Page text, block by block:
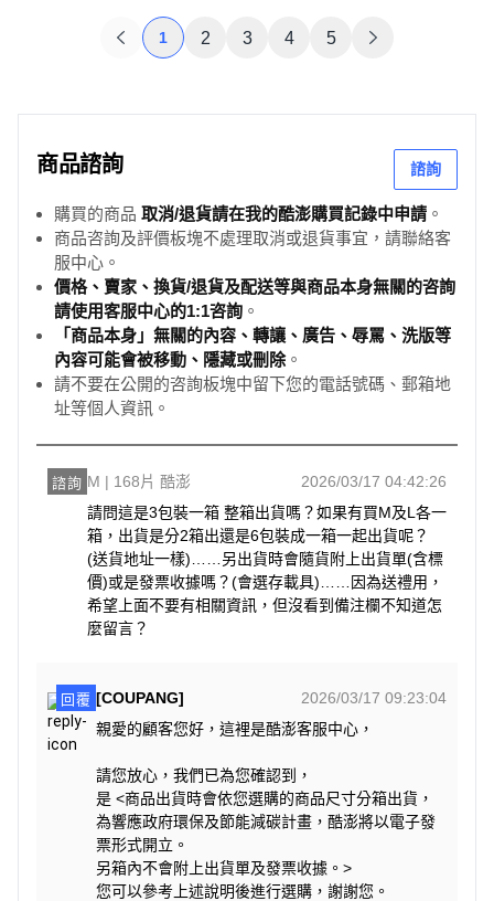
1 2 3 4 5
商品諮詢 諮詢
購買的商品 取消/退貨請在我的酷澎購買記錄中申請 。
商品咨詢及評價板塊不處理取消或退貨事宜，請聯絡客
服中心。
價格、賣家、換貨/退貨及配送等與商品本身無關的咨詢
請使用客服中心的1:1咨詢 。
「商品本身」無關的內容、轉讓、廣告、辱罵、洗版等
內容可能會被移動、隱藏或刪除。
請不要在公開的咨詢板塊中留下您的電話號碼、郵箱地
址等個人資訊。
諮詢 M | 168片 酷澎
2026/03/17 04:42:26
請問這是3包裝一箱 整箱出貨嗎？如果有買M及L各一
箱，出貨是分2箱出還是6包裝成一箱一起出貨呢？
(送貨地址一樣)……另出貨時會隨貨附上出貨單(含標
價)或是發票收據嗎？(會選存載具)……因為送禮用，
希望上面不要有相關資訊，但沒看到備注欄不知道怎
麼留言？
回覆 [COUPANG]
2026/03/17 09:23:04
親愛的顧客您好，這裡是酷澎客服中心，
請您放心，我們已為您確認到，
是 <商品出貨時會依您選購的商品尺寸分箱出貨，
為響應政府環保及節能減碳計畫，酷澎將以電子發
票形式開立。
另箱內不會附上出貨單及發票收據。>
您可以參考上述說明後進行選購，謝謝您。